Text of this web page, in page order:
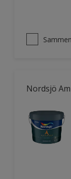
Nordsjö